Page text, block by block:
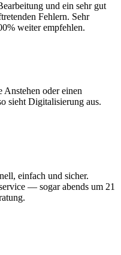
und ein sehr gut
Fehlern. Sehr
weiter empfehlen.
Anstehen oder einen
sieht Digitalisierung aus.
einfach und sicher.
— sogar abends um 21